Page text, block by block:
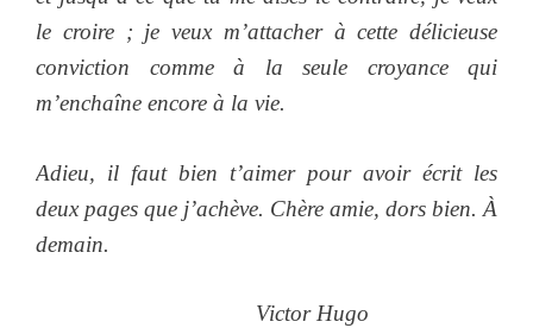
le croire ; je veux m’attacher à cette délicieuse
conviction comme à la seule croyance qui
m’enchaîne encore à la vie.
Adieu, il faut bien t’aimer pour avoir écrit les
deux pages que j’achève. Chère amie, dors bien. À
demain.
Victor Hugo